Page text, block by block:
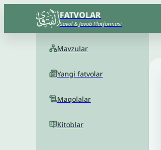
FATVOLAR
Savol & Javob Platformasi
Mavzular
Yangi fatvolar
Maqolalar
Kitoblar